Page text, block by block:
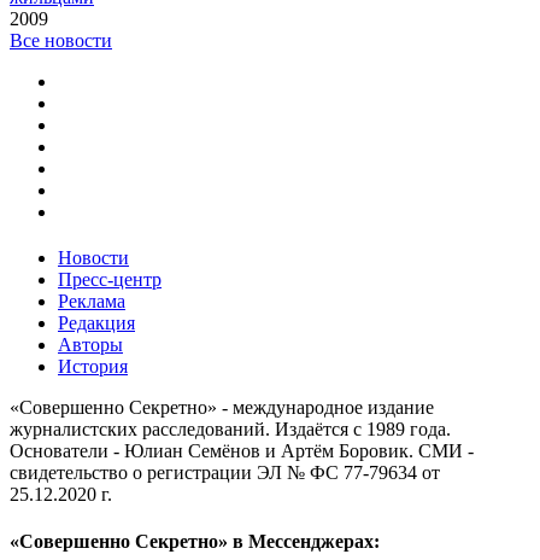
2009
Все новости
Новости
Пресс-центр
Реклама
Редакция
Авторы
История
«Совершенно Секретно» - международное издание
журналистских расследований. Издаётся с 1989 года.
Основатели - Юлиан Семёнов и Артём Боровик. CМИ -
свидетельство о регистрации ЭЛ № ФС 77-79634 от
25.12.2020 г.
«Совершенно Секретно» в Мессенджерах: